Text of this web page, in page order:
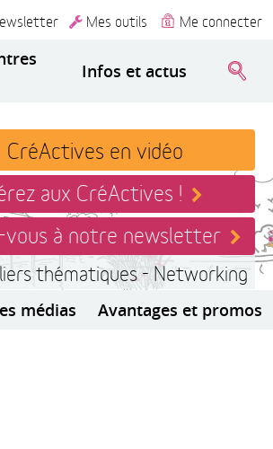
Mes outils Me connecter
Infos et actus
CréActives en vidéo
aux CréActives !
vous à notre newsletter
thématiques - Networking
médias Avantages et promos